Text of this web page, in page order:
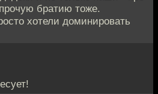
братию тоже.
хотели доминировать